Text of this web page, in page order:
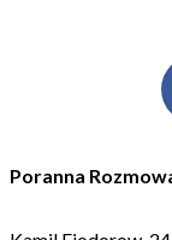
Poranna